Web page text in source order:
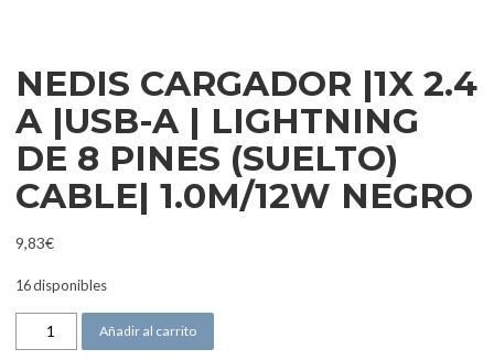
NEDIS CARGADOR |1X 2.4
A |USB-A | LIGHTNING
DE 8 PINES (SUELTO)
CABLE| 1.0M/12W NEGRO
9,83€
16 disponibles
NEDIS CARGADOR |1X 2.4 A |USB-A | LIGHTNING DE 8 PINES
Añadir al carrito